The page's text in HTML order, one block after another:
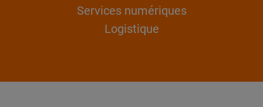
Services numériques
Logistique